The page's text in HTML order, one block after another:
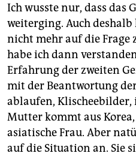
Ich wusste nur, dass das
weiterging. Auch deshalb
nicht mehr auf die Frage
habe ich dann
Erfahrung der zweiten
mit der Beantwortung
ablaufen, Klischeebilder,
Mutter kommt aus Korea,
asiatische Frau. Aber
auf die Situation an. Sie